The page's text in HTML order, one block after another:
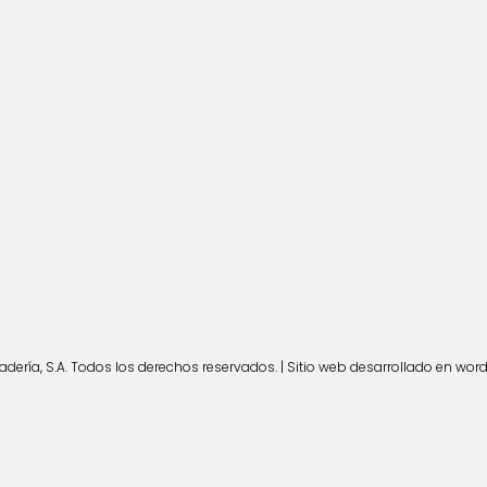
S.A. Todos los derechos reservados. | Sitio web desarrollado en